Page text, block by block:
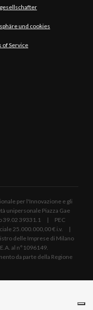
und cookies
of Service
per l'Innovazione e gli
Piazza Gae
39.02 39331.1 | PEC
25.000.000,00 € i.v. |
delle Imprese di Milano
al n°1096149.
da parte della Regione